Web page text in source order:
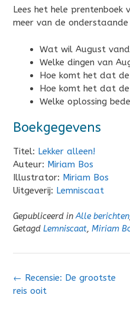
Lees het hele
meer van de onderstaande
Wat wil August
Welke dingen van
Hoe komt het dat
Hoe komt het dat
Welke oplossing
Boekgegevens
Titel: Lekker alleen!
Auteur: Miriam Bos
Illustrator: Miriam Bos
Uitgeverij: Lemniscaat
Gepubliceerd inAlle berichten
Getagd Lemniscaat, Miriam
Bericht
navigatie
← Recensie: De grootste
reis ooit